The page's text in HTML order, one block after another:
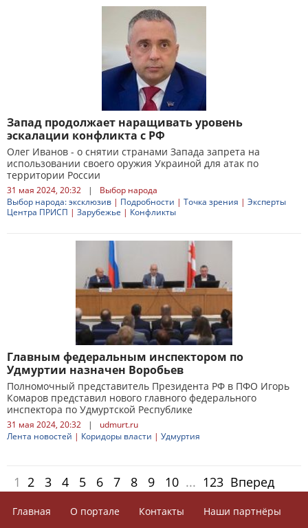
Запад продолжает наращивать уровень
эскалации конфликта с РФ
Олег Иванов - о снятии странами Запада запрета на
использовании своего оружия Украиной для атак по
территории России
31 мая 2024, 20:32 |
Выбор народа
Выбор народа: эксклюзив | Подробности | Точка зрения | Эксперты
Центра ПРИСП | Зарубежье | Конфликты
Главным федеральным инспектором по
Удмуртии назначен Воробьев
Полномочный представитель Президента РФ в ПФО Игорь
Комаров представил нового главного федерального
инспектора по Удмуртской Республике
31 мая 2024, 20:32 |
udmurt.ru
Лента новостей | Коридоры власти | Удмуртия
1 2 3 4 5 6 7 8 9 10 ... 123 Вперед
Главная О портале Контакты
Наши партнёры